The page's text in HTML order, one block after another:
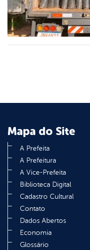
Mapa do Site
A Prefeita
A Prefeitura
A Vice-Prefeita
Biblioteca Digital
Cadastro Cultural
Contato
Dados Abertos
Economia
Glossário